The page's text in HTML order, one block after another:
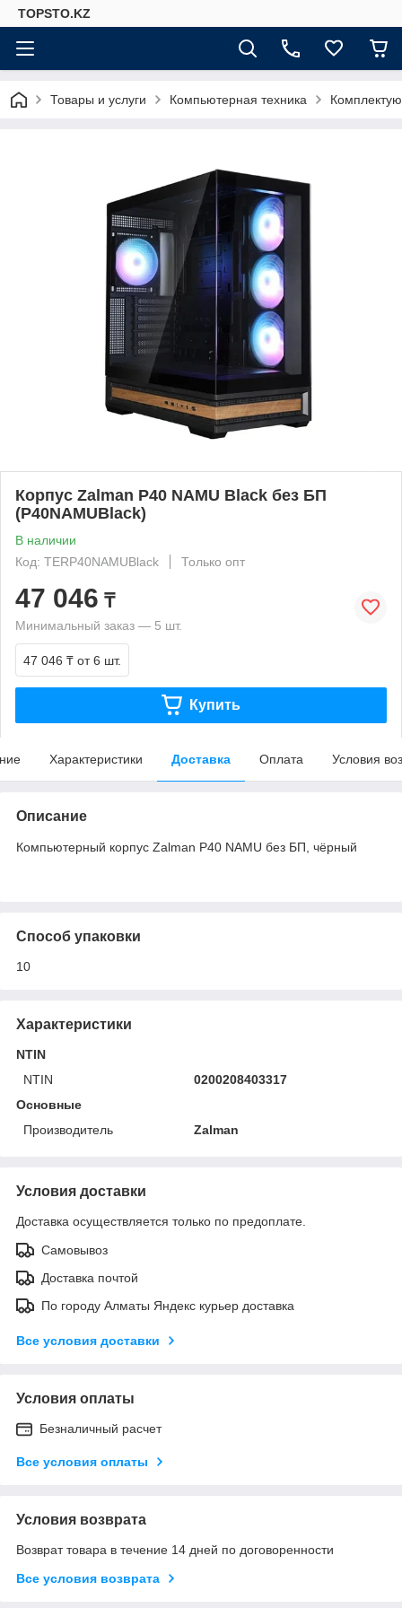
TOPSTO.KZ
Товары и услуги Компьютерная техника
Корпус Zalman P40 NAMU Black без БП
(P40NAMUBlack)
В наличии
Код: TERP40NAMUBlack
Только опт
47 046 ₸
Минимальный заказ — 5 шт.
47 046 ₸ от 6 шт.
Купить
Характеристики Доставка Оплата Условия
Описание
Компьютерный корпус Zalman P40 NAMU без БП, чёрный
Способ упаковки
10
Характеристики
NTIN
NTIN
0200208403317
Основные
Производитель
Zalman
Условия доставки
Доставка осуществляется только по предоплате.
Самовывоз
Доставка почтой
По городу Алматы Яндекс курьер доставка
Все условия доставки
Условия оплаты
Безналичный расчет
Все условия оплаты
Условия возврата
Возврат товара в течение 14 дней по договоренности
Все условия возврата